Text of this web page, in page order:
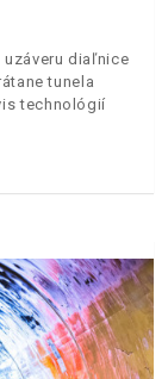
diaľnice
tunela
technológií